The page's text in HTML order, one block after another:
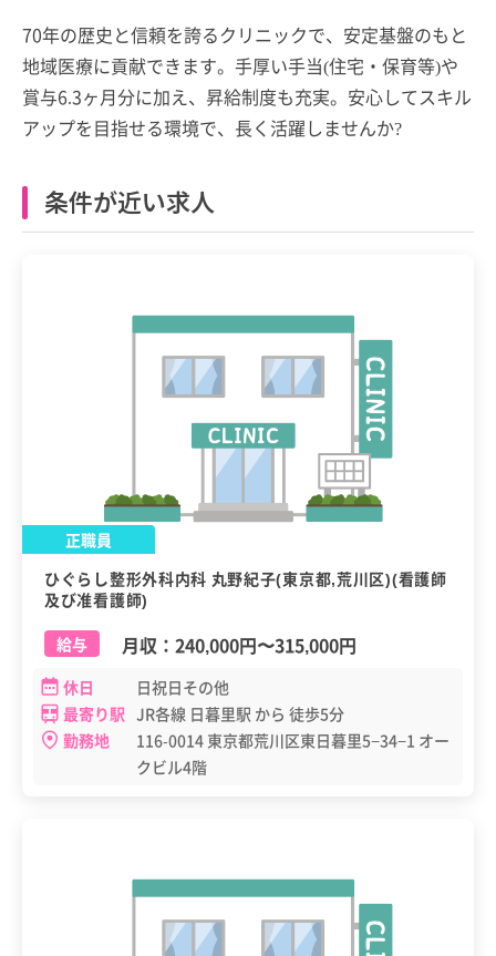
70年の歴史と信頼を誇るクリニックで、安定基盤のもと
地域医療に貢献できます。手厚い手当(住宅・保育等)や
賞与6.3ヶ月分に加え、昇給制度も充実。安心してスキル
アップを目指せる環境で、長く活躍しませんか?
条件が近い求人
正職員
ひぐらし整形外科内科 丸野紀子(東京都,荒川区)(看護師
及び准看護師)
給与
月収： 240,000円〜315,000円
休日
日祝日その他
最寄り駅 JR各線 日暮里駅 から 徒歩5分
勤務地
116-0014 東京都荒川区東日暮里5−34−1 オー
クビル4階